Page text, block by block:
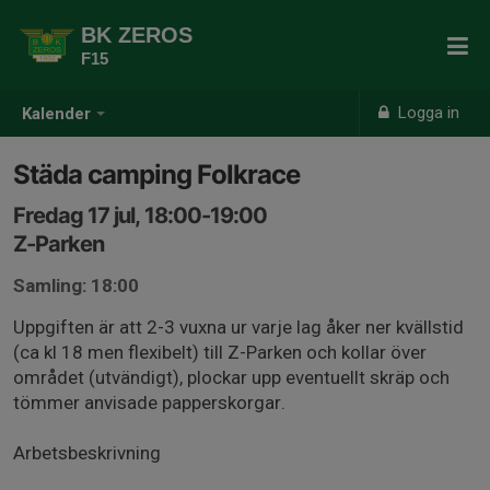
Kalender Logga in
BK ZEROS
F15
Städa camping Folkrace
Fredag 17 jul, 18:00-19:00
Z-Parken
Samling: 18:00
Uppgiften är att 2-3 vuxna ur varje lag åker ner kvällstid
(ca kl 18 men flexibelt) till Z-Parken och kollar över
området (utvändigt), plockar upp eventuellt skräp och
tömmer anvisade papperskorgar.
Arbetsbeskrivning